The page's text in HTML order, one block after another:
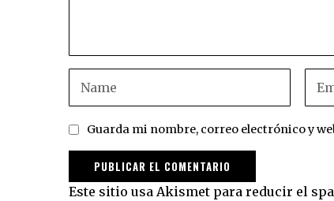
Guarda mi nombre, correo electrónico y
Este sitio usa Akismet para reducir el